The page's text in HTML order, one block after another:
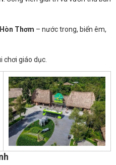
Thơm – nước trong, biển êm,
chơi giáo dục.